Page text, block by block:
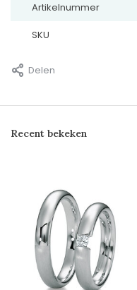
Artikelnummer
SKU
Delen
Recent bekeken